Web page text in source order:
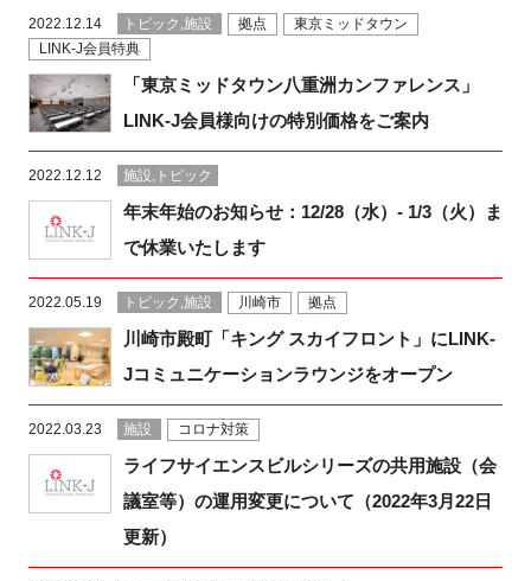
2022.12.14 トピック,施設 拠点
東京ミッドタウン
LINK-J会員特典
「東京ミッドタウン八重洲カンファレンス」
LINK-J会員様向けの特別価格をご案内
2022.12.12 施設,トピック
年末年始のお知らせ：12/28（水）- 1/3（火）ま
で休業いたします
2022.05.19 トピック,施設 川崎市 拠点
川崎市殿町「キング スカイフロント」にLINK-
Jコミュニケーションラウンジをオープン
2022.03.23 施設 コロナ対策
ライフサイエンスビルシリーズの共用施設（会
議室等）の運用変更について（2022年3月22日
更新）